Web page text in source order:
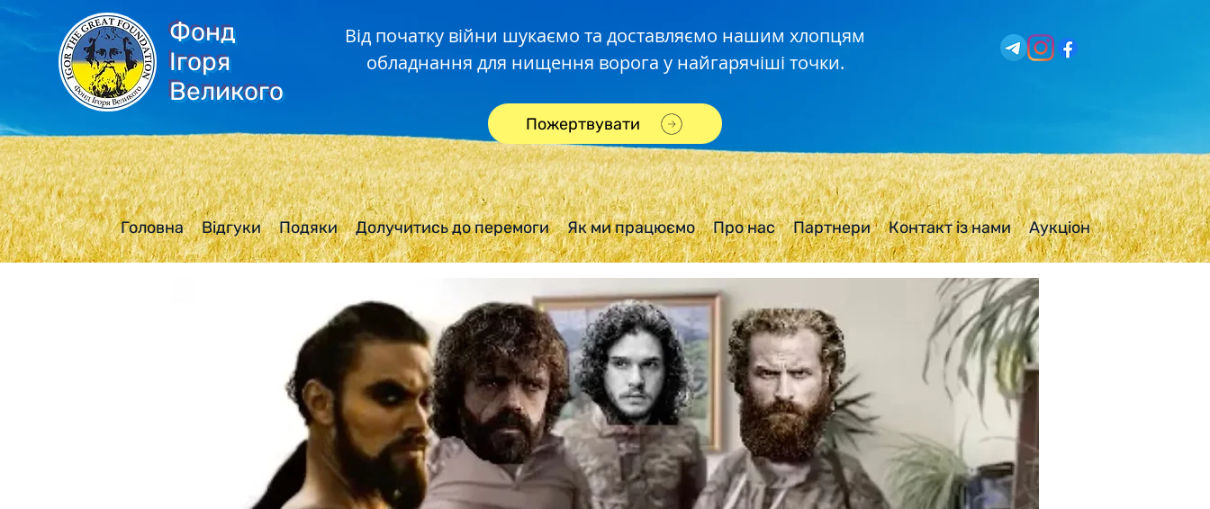
Фонд
Ігоря
Великого
Від початку війни шукаємо та доставляємо нашим хлопцям
обладнання для нищення ворога у найгарячіші точки.
Пожертвувати
Головна Відгуки Подяки Долучитись до перемоги Як ми працюємо Про нас Партнери Контакт із нами Аукціон